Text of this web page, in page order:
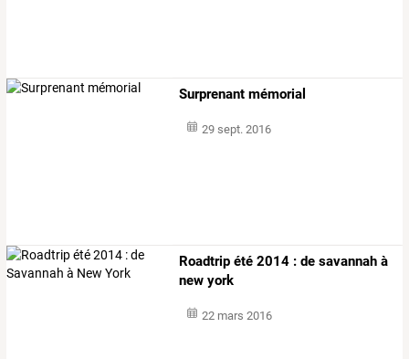
Surprenant mémorial
29 sept. 2016
Roadtrip été 2014 : de savannah à
new york
22 mars 2016